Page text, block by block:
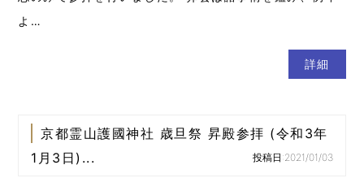
よ…
詳細
京都霊山護國神社 歳旦祭 昇殿参拝 (令和3年
1月3日)...
投稿日:2021/01/03